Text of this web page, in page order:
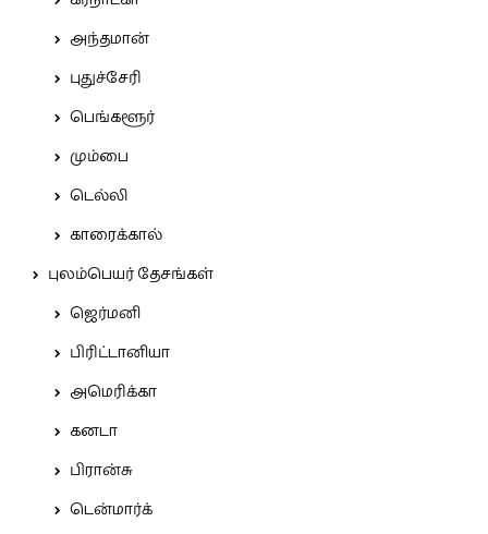
அந்தமான்
புதுச்சேரி
பெங்களூர்
மும்பை
டெல்லி
காரைக்கால்
புலம்பெயர் தேசங்கள்
ஜெர்மனி
பிரிட்டானியா
அமெரிக்கா
கனடா
பிரான்சு
டென்மார்க்